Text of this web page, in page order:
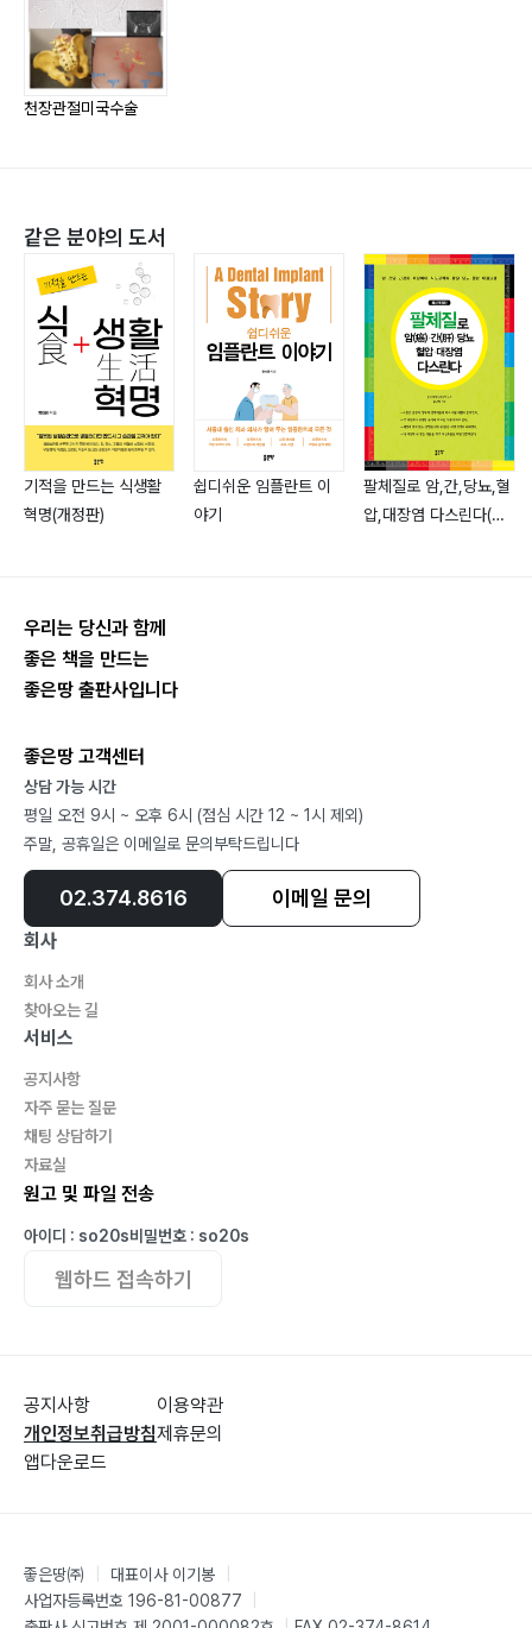
Part 5. 대장정, 미국에서 천장관절 유합술 하러 가기
대장정의 시작
불편한 사람을 우선시하는 미국
미줄라까지의 여정
하우스
Day 1. Check-in
Day 1. 수술대기실에서 하는 일
Day 1. I've got Screwed!!
Day 2. 천장관절유합술을 한 최초의 한국인!!
Day 3. 착한 사마리안 사람
Day 4. 천장관절 유합술 : So far so good
Day 5. 호텔로 이동하기
Day 6. 수술후 변화
Part 6. 수술이후
Post-op week 4
Post-op week 6
Post-op week 7
Post-op week 8
Post-op week 9
Post-op week 10
Post-op week 11
Post-op week 12
Post-op 3.5 Months
Post-op 5 Months
Post-op 6 Months
Post-op 7 Months
Post-op 8 Months
Part 7. 천장관절 유합술 비용 총 결산
프리퀄 : 몸이 망가지기 전조 증상, 강물둑이 무너지듯이
절 인대손상이라는 질환을 인정해주는 미국에서 수술적
치료를 받았습니다. 이 책을 보는 독자들이 더이상 천장관
절에 대한 한국의사들의 안이한 진단(영상검사에서 이상
없으니 운동을 더 하거나 정신과 가보라는)에서 벗어나,
그 과정을 글로 남기게 되었습니다.
천장관절미국수술
같은 분야의 도서
기적을 만드는 식생활
혁명(개정판)
쉽디쉬운 임플란트 이
야기
팔체질로 암,간,당뇨,혈
압,대장염 다스린다(개
우리는 당신과 함께
좋은 책을 만드는
좋은땅 출판사입니다
좋은땅 고객센터
상담 가능 시간
평일 오전 9시 ~ 오후 6시 (점심 시간 12 ~ 1시 제외)
주말, 공휴일은 이메일로 문의부탁드립니다
02.374.8616 이메일 문의
회사
회사 소개
찾아오는 길
서비스
공지사항
자주 묻는 질문
채팅 상담하기
자료실
원고 및 파일 전송
아이디 : so20s비밀번호 : so20s
웹하드 접속하기
공지사항
개인정보취급방침
앱다운로드
이용약관
제휴문의
좋은땅㈜ 대표이사 이기봉
사업자등록번호 196-81-00877